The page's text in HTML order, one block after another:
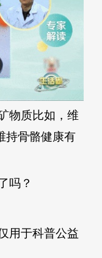
质比如，维
持骨骼健康有
吗？
于科普公益